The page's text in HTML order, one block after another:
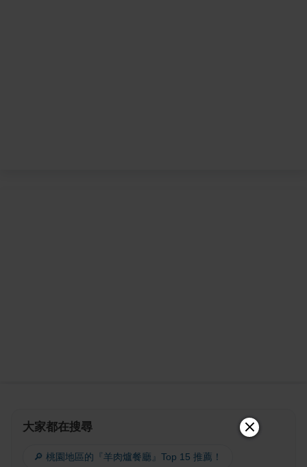
大家都在搜尋
🔎 桃園地區的『羊肉爐餐廳』Top 15 推薦！